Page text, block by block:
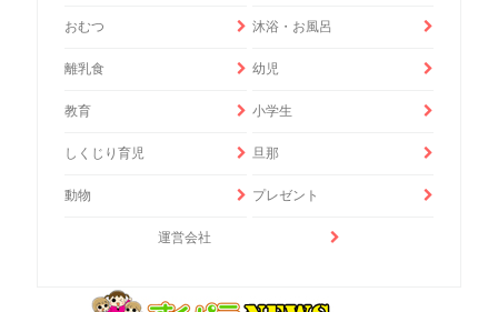
おむつ 沐浴・お風呂
離乳食 幼児
教育 小学生
しくじり育児 旦那
動物 プレゼント
運営会社